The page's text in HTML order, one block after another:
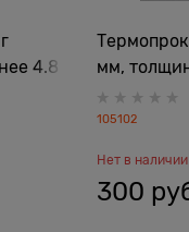
4.8
мм,
105102
Нет в наличии
300